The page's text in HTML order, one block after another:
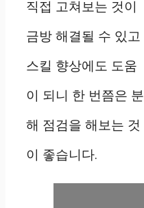
직접 고쳐보는 것이
금방 해결될 수 있고
스킬 향상에도 도움
이 되니 한 번쯤은 분
해 점검을 해보는 것
이 좋습니다.